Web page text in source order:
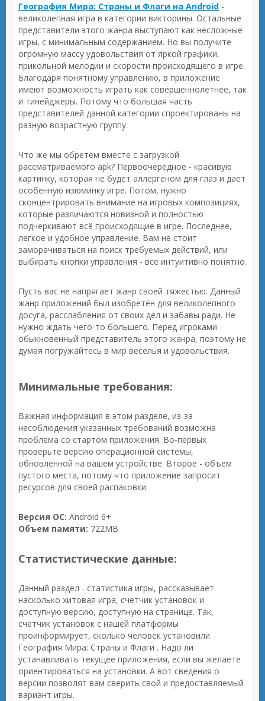
География Мира: Страны и Флаги на Android -
великолепная игра в категории викторины. Остальные
представители этого жанра выступают как несложные
игры, с минимальным содержанием. Но вы получите
огромную массу удовольствия от яркой графики,
прикольной мелодии и скорости происходящего в игре.
Благодаря понятному управлению, в приложение
имеют возможность играть как совершеннолетнее, так
и тинейджеры. Потому что большая часть
представителей данной категории спроектированы на
разную возрастную группу.
Что же мы обретём вместе с загрузкой
рассматриваемого apk? Первоочерёдное - красивую
картинку, которая не будет аллергеном для глаз и даёт
особенную изюминку игре. Потом, нужно
сконцентрировать внимание на игровых композициях,
которые различаются новизной и полностью
подчеркивают всё происходящие в игре. Последнее,
легкое и удобное управление. Вам не стоит
заморачиваться на поиск требуемых действий, или
выбирать кнопки управления - всё интуитивно понятно.
Пусть вас не напрягает жанр своей тяжестью. Данный
жанр приложений был изобретён для великолепного
досуга, расслабления от своих дел и забавы ради. Не
нужно ждать чего-то большего. Перед игроками
обыкновенный представитель этого жанра, поэтому не
думая погружайтесь в мир веселья и удовольствия.
Минимальные требования:
Важная информация в этом разделе, из-за
несоблюдения указанных требований возможна
проблема со стартом приложения. Во-первых
проверьте версию операционной системы,
обновленной на вашем устройстве. Второе - объем
пустого места, потому что приложение запросит
ресурсов для своей распаковки.
Версия ОС: Android 6+
Объем памяти: 722MB
Статистистические данные:
Данный раздел - статистика игры, рассказывает
насколько хитовая игра, счетчик установок и
доступную версию, доступную на странице. Так,
счетчик установок с нашей платформы
проинформирует, сколько человек установили
География Мира: Страны и Флаги . Надо ли
устанавливать текущее приложения, если вы желаете
ориентироваться на установки. А вот сведения о
версии позволят вам сверить свой и предоставляемый
вариант игры.